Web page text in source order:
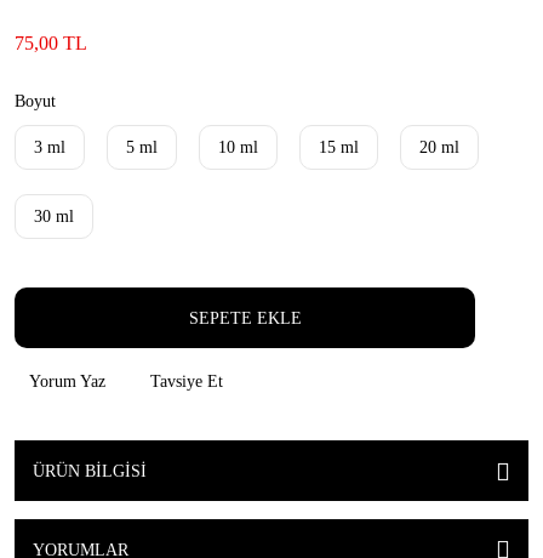
75,00 TL
Boyut
3 ml 5 ml 10 ml 15 ml 20 ml
30 ml
SEPETE EKLE
Yorum Yaz Tavsiye Et
ÜRÜN BILGISI
YORUMLAR